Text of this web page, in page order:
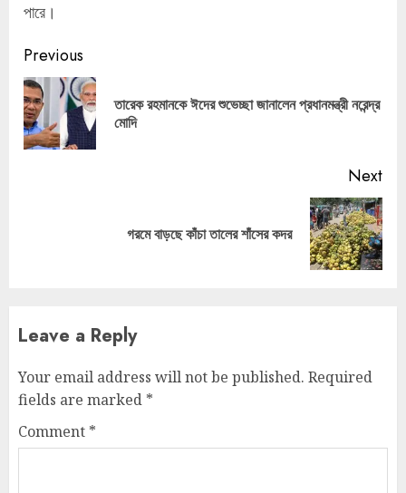
পারে।
Continue
Reading
Previous
তারেক রহমানকে ঈদের শুভেচ্ছা জানালেন প্রধানমন্ত্রী নরেন্দ্র
মোদি
Next
গরমে বাড়ছে কাঁচা তালের শাঁসের কদর
Leave a Reply
Your email address will not be published. Required
fields are marked *
Comment *